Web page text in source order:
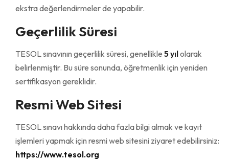
ekstra değerlendirmeler de yapabilir.
Geçerlilik Süresi
TESOL sınavının geçerlilik süresi, genellikle 5 yılolarak
belirlenmiştir. Bu süre sonunda, öğretmenlik için yeniden
sertifikasyon gereklidir.
Resmi Web Sitesi
TESOL sınavı hakkında daha fazla bilgi almak ve kayıt
işlemleri yapmak için resmi web sitesini ziyaret edebilirsiniz:
https://www.tesol.org